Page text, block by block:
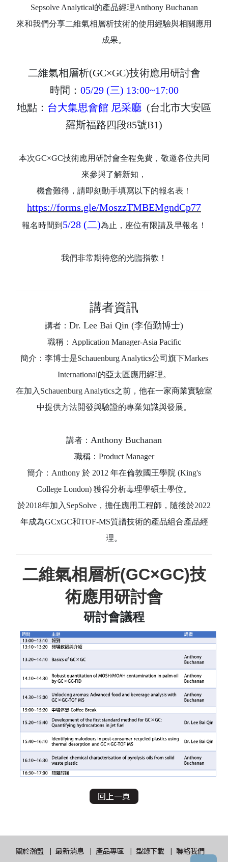
Sepsolve Analytical的產品經理Anthony Buchanan
來和我們分享二維氣相層析技術的使用經驗與相關應用
成果。
二維氣相層析(GC×GC)技術應用研討會
時間： 05/29 (三) 13:00~17:00
地點： 台大集思會館 尼采廳 (台北市大安區
羅斯福路四段85號B1)
本次GC×GC技術應用研討會全程免費，敬邀各位共同
來參與了解新知，
機會難得，請即刻動手填寫以下的報名表！
https://forms.gle/MoszzTMBEMgndCp77
報名時間到 5/28 (二)為止，座位有限請及早報名！
我們非常期待您的光臨指教！
講者資訊
講者： Dr. Lee Bai Qin (李佰勤博士)
職稱：Application Manager-Asia Pacific
簡介：李博士是Schauenburg Analytics公司旗下Markes
International的亞太區應用經理。
在加入Schauenburg Analytics之前，他在一家商業實驗室
中提供方法開發與驗證的專業知識與發展。
講者： Anthony Buchanan
職稱：Product Manager
簡介：Anthony 於 2012 年在倫敦國王學院 (King's
College London) 獲得分析毒理學碩士學位。
於2018年加入SepSolve，擔任應用工程師，隨後於2022
年成為GCxGC和TOF-MS質譜技術的產品組合產品經
理。
二維氣相層析(GC×GC)技
術應用研討會
研討會議程
回上一頁
關於瀚盟 最新消息 產品專區 型錄下載 聯絡我們